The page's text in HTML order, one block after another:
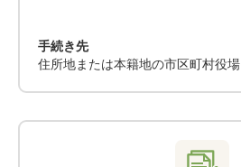
手続き先
住所地または本籍地の市区町村役場